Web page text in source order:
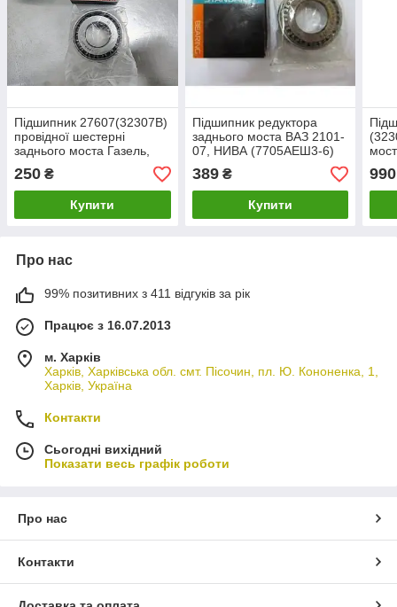
Підшипник 27607(32307В)
провідної шестерні
заднього моста Газель,
Волга, УАЗ (виробництво
СПЗ-9, АП)
250 ₴
Купити
Підшипник редуктора
заднього моста ВАЗ 2101-
07, НИВА (7705АЕШ3-6)
(виробництво Волзький
стандарт.VPZ)
389₴
Купити
990
Про нас
99% позитивних з 411 відгуків за рік
Працює з 16.07.2013
м. Харків
Харків, Харківська обл. смт. Пісочин, пл. Ю. Кононенка, 1,
Харків, Україна
Контакти
Сьогодні вихідний
Показати весь графік роботи
Про нас
Контакти